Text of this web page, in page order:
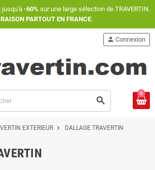
jusqu'à-60% sur une large sélection de TRAVERTIN.
PARTOUT EN FRANCE.
search
person Connexion
0
EXTERIEUR chevron_right DALLAGE TRAVERTIN